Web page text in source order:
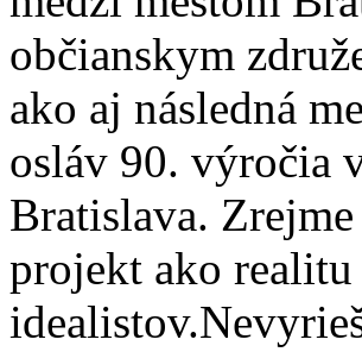
občianskym
ako aj následná
osláv 90. výročia
Bratislava.
projekt ako realitu